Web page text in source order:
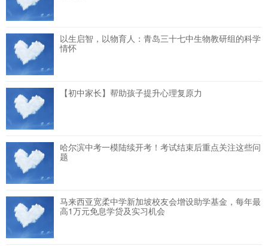
以生启智，以物育人：青岛三十七中生物教研组的科学
情怀
【初中家长】帮助孩子提升心理复原力
哈尔滨中考一模陆续开考！考试结束后重点关注这些问
题
马来西亚宽柔中学新加坡校友会增设助学基金，每年最
高1万元免息学贷及实习机会